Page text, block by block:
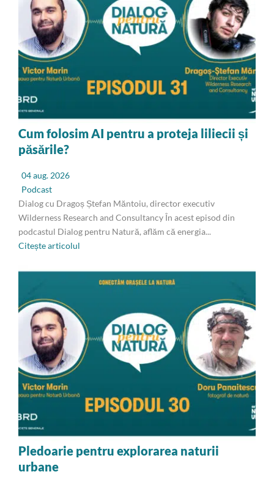
Cum folosim AI pentru a proteja liliecii și
păsările?
04 aug. 2026
Podcast
Dialog cu Dragoș Ștefan Măntoiu, director executiv
Wilderness Research and Consultancy În acest episod din
podcastul Dialog pentru Natură, aflăm că energia...
Citește articolul
Pledoarie pentru explorarea naturii
urbane